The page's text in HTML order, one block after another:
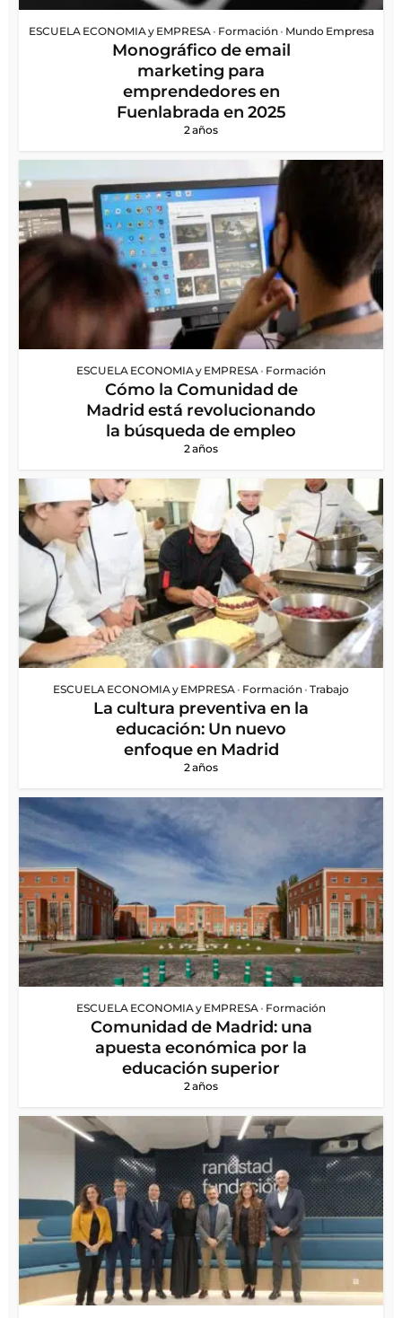
ESCUELA ECONOMIA y EMPRESA • Formación • Mundo Empresa
Monográfico de email
marketing para
emprendedores en
Fuenlabrada en 2025
2 años
ESCUELA ECONOMIA y EMPRESA • Formación
Cómo la Comunidad de
Madrid está revolucionando
la búsqueda de empleo
2 años
ESCUELA ECONOMIA y EMPRESA • Formación • Trabajo
La cultura preventiva en la
educación: Un nuevo
enfoque en Madrid
2 años
ESCUELA ECONOMIA y EMPRESA • Formación
Comunidad de Madrid: una
apuesta económica por la
educación superior
2 años